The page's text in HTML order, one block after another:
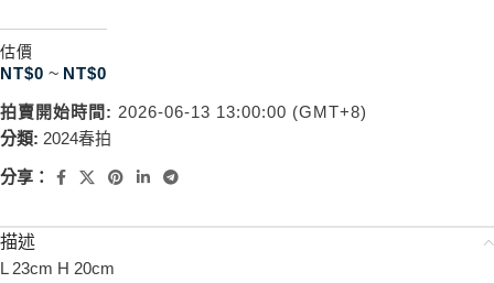
估價
NT$0 ~ NT$0
拍賣開始時間: 2026-06-13 13:00:00 (GMT+8)
分類: 2024春拍
分享：
描述
L 23cm H 20cm